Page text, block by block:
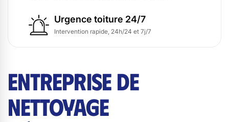
Urgence toiture 24/7
Intervention rapide, 24h/24 et 7j/7
ENTREPRISE DE
NETTOYAGE